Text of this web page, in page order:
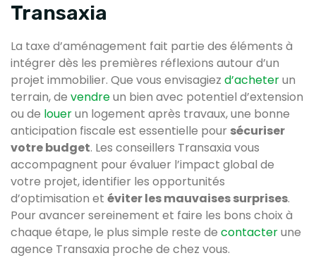
Transaxia
La taxe d’aménagement fait partie des éléments à
intégrer dès les premières réflexions autour d’un
projet immobilier. Que vous envisagiez d’acheterun
terrain, de vendreun bien avec potentiel d’extension
ou de louerun logement après travaux, une bonne
anticipation fiscale est essentielle pour sécuriser
votre budget. Les conseillers Transaxia vous
accompagnent pour évaluer l’impact global de
votre projet, identifier les opportunités
d’optimisation et éviter les mauvaises surprises.
Pour avancer sereinement et faire les bons choix à
chaque étape, le plus simple reste de contacterune
agence Transaxia proche de chez vous.